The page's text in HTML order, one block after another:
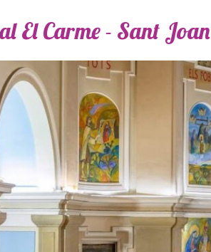
El Carme - Sant Joan